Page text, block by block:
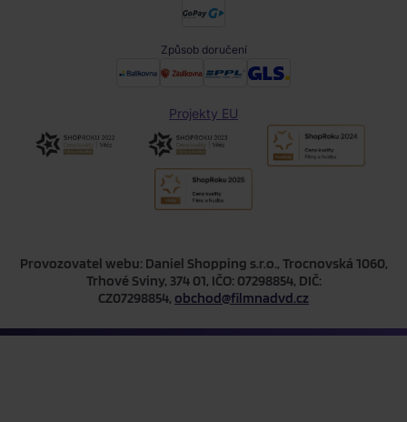
Způsob doručení
Projekty EU
Provozovatel webu: Daniel Shopping s.r.o., Trocnovská 1060,
Trhové Sviny, 374 01, IČO: 07298854, DIČ:
CZ07298854, obchod@filmnadvd.cz